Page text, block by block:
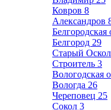
Ковров 8
Александров
Белгородская
Белгород 29
Старый Оскол
Строитель 3
Вологодская
Вологда 26
Череповец 25
Сокол 3